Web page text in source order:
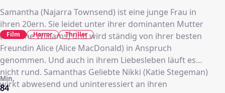
Samantha (Najarra Townsend) ist eine junge Frau in
ihren 20ern. Sie leidet unter ihrer dominanten Mutter
(Caroline Williams) und wird ständig von ihrer besten
Freundin Alice (Alice MacDonald) in Anspruch
genommen. Und auch in ihrem Liebesleben läuft es
nicht rund. Samanthas Geliebte Nikki (Katie Stegeman)
wirkt abwesend und uninteressiert an ihren
84
Min.
Film Horror Thriller